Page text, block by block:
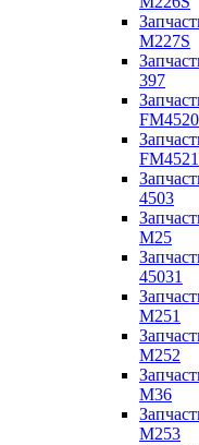
M227S
397
FM4520
FM4521
4503
M25
45031
M251
M252
M36
M253